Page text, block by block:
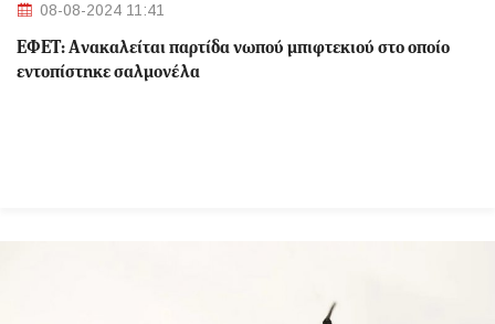
08-08-2024 11:41
ΕΦΕΤ: Aνακαλείται παρτίδα νωπού μπιφτεκιού στο οποίο
εντοπίστηκε σαλμονέλα